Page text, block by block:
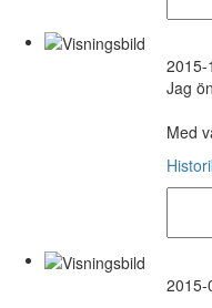
2015-
Jag
Med
2015-